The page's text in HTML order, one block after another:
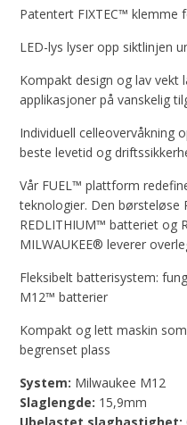
Patentert FIXTEC™ klemme
LED-lys lyser opp siktlinjen
Kompakt design og lav vekt
applikasjoner på vanskelig
Individuell celleovervåkning
beste levetid og
Vår FUEL™ plattform
teknologier. Den børsteløse
REDLITHIUM™ batteriet og
MILWAUKEE® leverer
Fleksibelt batterisystem:
M12™ batterier
Kompakt og lett maskin
begrenset plass
System: Milwaukee M12
Slaglengde: 15,9mm